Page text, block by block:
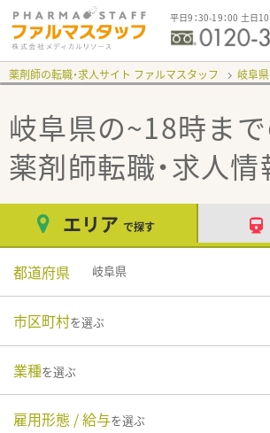
平日9：30-19：00 土日10
薬剤師の転職・求人サイト ファルマスタッフ 岐阜県
岐阜県の~18時ま
薬剤師転職・求人
エリア で探す
都道府県 岐阜県
市区町村を選ぶ
業種を選ぶ
雇用形態 / 給与を選ぶ